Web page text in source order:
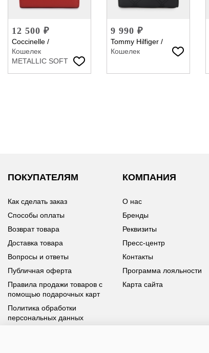
12 500 ₽
Coccinelle /
Кошелек
METALLIC SOFT
9 990 ₽
Tommy Hilfiger /
Кошелек
ПОКУПАТЕЛЯМ
Как сделать заказ
Способы оплаты
Возврат товара
Доставка товара
Вопросы и ответы
Публичная оферта
Правила продажи товаров с
помощью подарочных карт
Политика обработки
персональных данных
КОМПАНИЯ
О нас
Бренды
Реквизиты
Пресс-центр
Контакты
Программа лояльности
Карта сайта